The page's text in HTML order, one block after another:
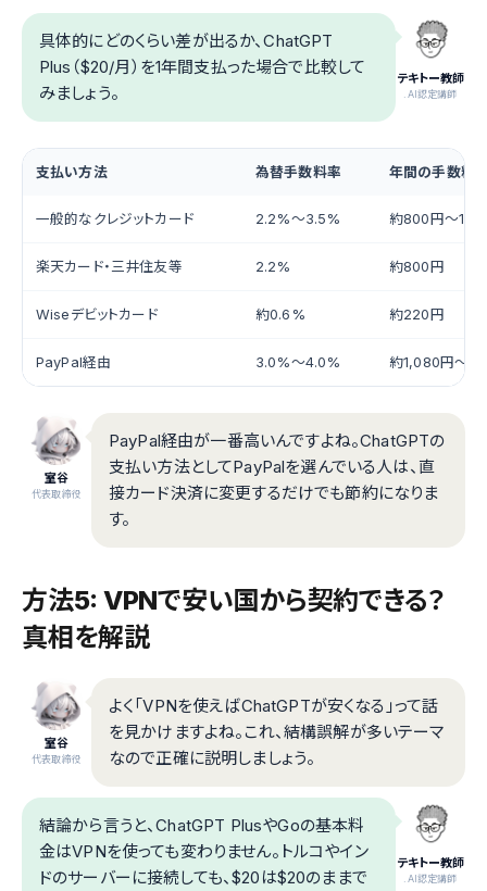
テキトー教師
.AI認定講師
具体的にどのくらい差が出るか、ChatGPT
Plus（$20/月）を1年間支払った場合で比較して
みましょう。
支払い方法 為替手数料率 年間の手数料
一般的なクレジットカード 2.2%〜3.5% 約800円〜
楽天カード・三井住友等 2.2% 約800円
Wiseデビットカード 約0.6% 約220円
PayPal経由 3.0%〜4.0% 約1,080円〜
室谷
代表取締役
PayPal経由が一番高いんですよね。ChatGPTの
支払い方法としてPayPalを選んでいる人は、直
接カード決済に変更するだけでも節約になりま
す。
方法5: VPNで安い国から契約できる？
真相を解説
室谷
代表取締役
よく「VPNを使えばChatGPTが安くなる」って話
を見かけますよね。これ、結構誤解が多いテーマ
なので正確に説明しましょう。
テキトー教師
.AI認定講師
結論から言うと、ChatGPT PlusやGoの基本料
金はVPNを使っても変わりません。トルコやイン
ドのサーバーに接続しても、$20は$20のままで